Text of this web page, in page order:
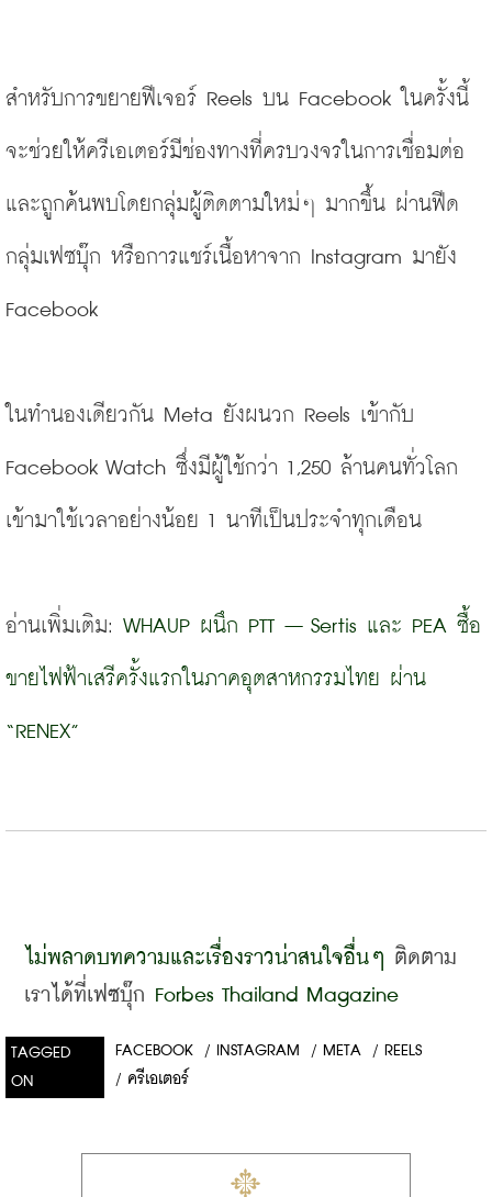
สำหรับการขยายฟีเจอร์ Reels บน Facebook ในครั้งนี้
จะช่วยให้ครีเอเตอร์มีช่องทางที่ครบวงจรในการเชื่อมต่อ
และถูกค้นพบโดยกลุ่มผู้ติดตามใหม่ๆ มากขึ้น ผ่านฟีด
กลุ่มเฟซบุ๊ก หรือการแชร์เนื้อหาจาก Instagram มายัง
Facebook
ในทำนองเดียวกัน Meta ยังผนวก Reels เข้ากับ
Facebook Watch ซึ่งมีผู้ใช้กว่า 1,250 ล้านคนทั่วโลก
เข้ามาใช้เวลาอย่างน้อย 1 นาทีเป็นประจำทุกเดือน
อ่านเพิ่มเติม: WHAUP ผนึก PTT – Sertis และ PEA ซื้อ
ขายไฟฟ้าเสรีครั้งแรกในภาคอุตสาหกรรมไทย ผ่าน
“RENEX”
ไม่พลาดบทความและเรื่องราวน่าสนใจอื่นๆ ติดตาม
เราได้ที่เฟซบุ๊ก Forbes Thailand Magazine
TAGGED
ON
FACEBOOK / INSTAGRAM / META / REELS
/ ครีเอเตอร์